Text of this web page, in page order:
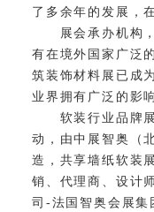
了多余年的发展，
展会承办机构，
有在境外国家广泛
筑装饰材料展已成
业界拥有广泛的影
软装行业品牌展
动，由中展智奥（
造，共享墙纸软装
销、代理商、设计
司-法国智奥会展集